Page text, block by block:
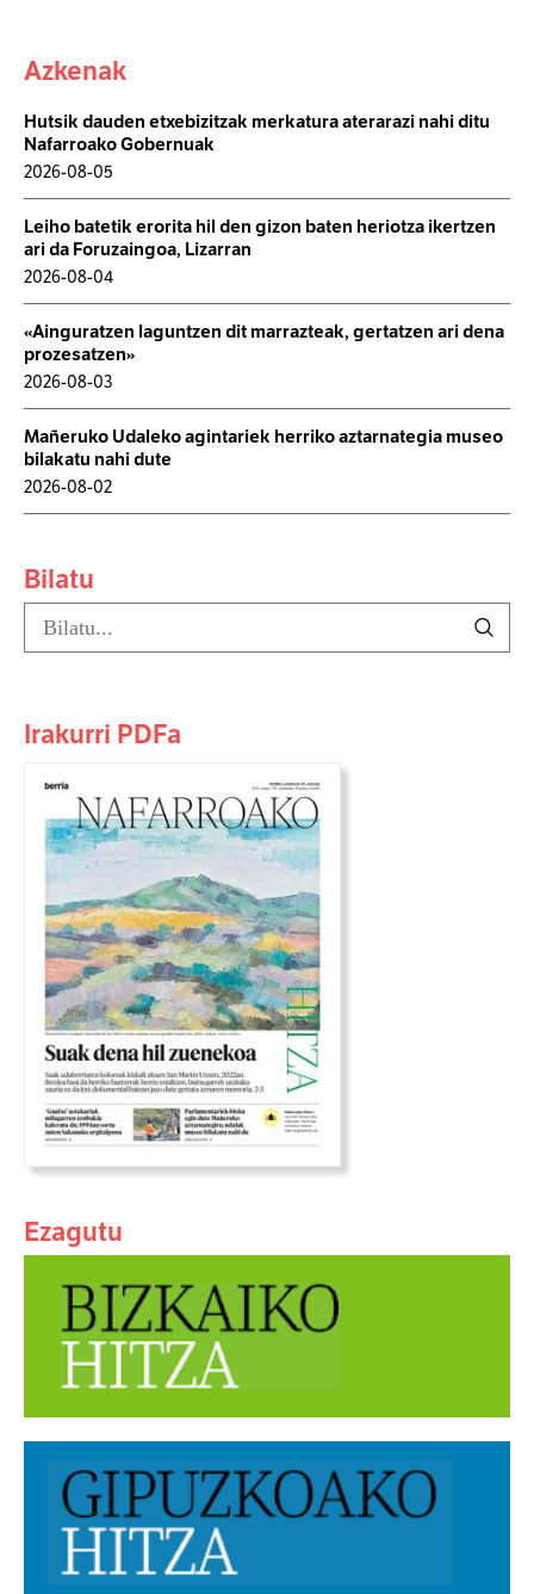
Azkenak
Hutsik dauden etxebizitzak merkatura aterarazi nahi ditu
Nafarroako Gobernuak
2026-08-05
Leiho batetik erorita hil den gizon baten heriotza ikertzen
ari da Foruzaingoa, Lizarran
2026-08-04
«Ainguratzen laguntzen dit marrazteak, gertatzen ari dena
prozesatzen»
2026-08-03
Mañeruko Udaleko agintariek herriko aztarnategia museo
bilakatu nahi dute
2026-08-02
Bilatu
Irakurri PDFa
Ezagutu